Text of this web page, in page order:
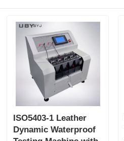
ISO5403-1 Leather
Dynamic Waterproof